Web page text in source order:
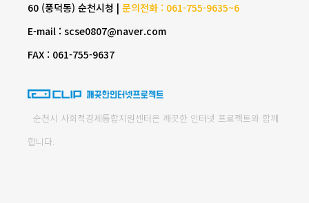
60 (풍덕동) 순천시청 | 문의전화 : 061-755-9635~6
E-mail : scse0807@naver.com
FAX : 061-755-9637
순천시 사회적경제통합지원센터은 깨끗한 인터넷 프로젝트와 함께
합니다.